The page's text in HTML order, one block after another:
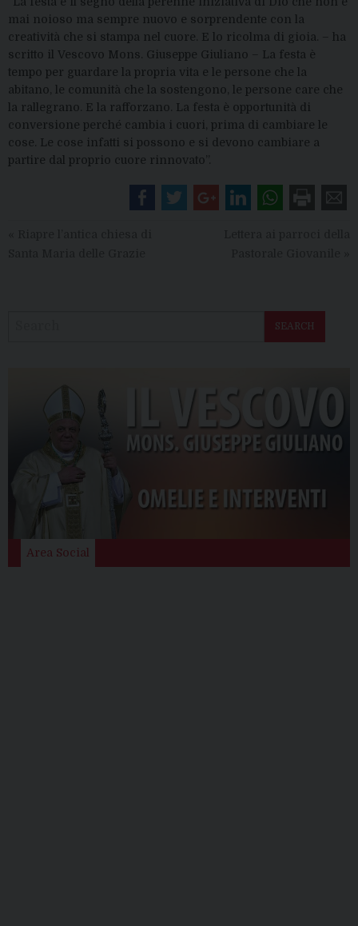
mai noioso ma sempre nuovo e sorprendente con la
creatività che si stampa nel cuore. E lo ricolma di gioia. – ha
scritto il Vescovo Mons. Giuseppe Giuliano – La festa è
tempo per guardare la propria vita e le persone che la
abitano, le comunità che la sostengono, le persone care che
la rallegrano. E la rafforzano. La festa è opportunità di
conversione perché cambia i cuori, prima di cambiare le
cose. Le cose infatti si possono e si devono cambiare a
partire dal proprio cuore rinnovato”.
SEARCH
Area Social